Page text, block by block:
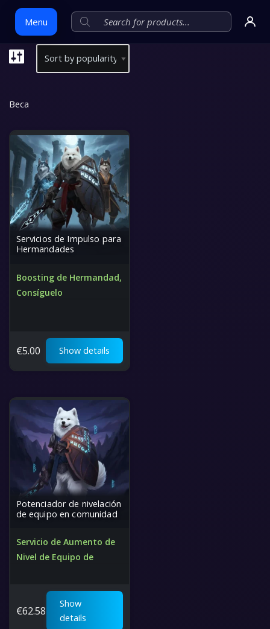
Menu
content
Beca
Servicios de Impulso para
Hermandades
Boosting de Hermandad,
Consíguelo
El mejor precio del mundo
€5.00 Show details
Potenciador de nivelación
de equipo en comunidad
Servicio de Aumento de
Nivel de Equipo de
Garantizado y Rápido
Carry Seguro y Experto.
€62.58
Show
details